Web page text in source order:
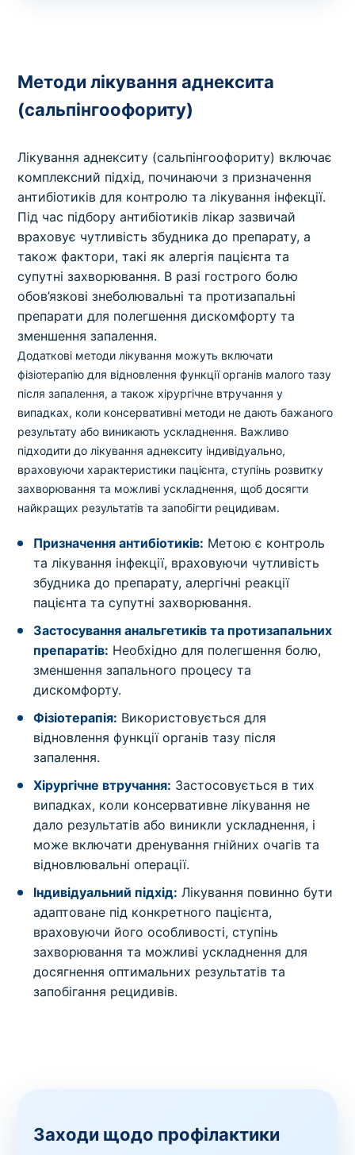
Методи лікування аднексита
(сальпінгоофориту)
Лікування аднекситу (сальпінгоофориту) включає
комплексний підхід, починаючи з призначення
антибіотиків для контролю та лікування інфекції.
Під час підбору антибіотиків лікар зазвичай
враховує чутливість збудника до препарату, а
також фактори, такі як алергія пацієнта та
супутні захворювання. В разі гострого болю
обов’язкові знеболювальні та протизапальні
препарати для полегшення дискомфорту та
зменшення запалення.
Додаткові методи лікування можуть включати
фізіотерапію для відновлення функції органів малого тазу
після запалення, а також хірургічне втручання у
випадках, коли консервативні методи не дають бажаного
результату або виникають ускладнення. Важливо
підходити до лікування аднекситу індивідуально,
враховуючи характеристики пацієнта, ступінь розвитку
захворювання та можливі ускладнення, щоб досягти
найкращих результатів та запобігти рецидивам.
Призначення антибіотиків: Метою є контроль
та лікування інфекції, враховуючи чутливість
збудника до препарату, алергічні реакції
пацієнта та супутні захворювання.
Застосування анальгетиків та протизапальних
препаратів: Необхідно для полегшення болю,
зменшення запального процесу та
дискомфорту.
Фізіотерапія: Використовується для
відновлення функції органів тазу після
запалення.
Хірургічне втручання: Застосовується в тих
випадках, коли консервативне лікування не
дало результатів або виникли ускладнення, і
може включати дренування гнійних очагів та
відновлювальні операції.
Індивідуальний підхід: Лікування повинно бути
адаптоване під конкретного пацієнта,
враховуючи його особливості, ступінь
захворювання та можливі ускладнення для
досягнення оптимальних результатів та
запобігання рецидивів.
Заходи щодо профілактики